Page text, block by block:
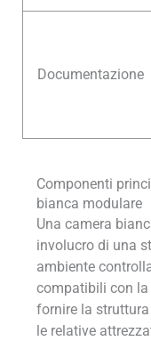
Documentazione
Componenti
bianca modulare
Una camera
involucro di una
ambiente
compatibili con la
fornire la
le relative